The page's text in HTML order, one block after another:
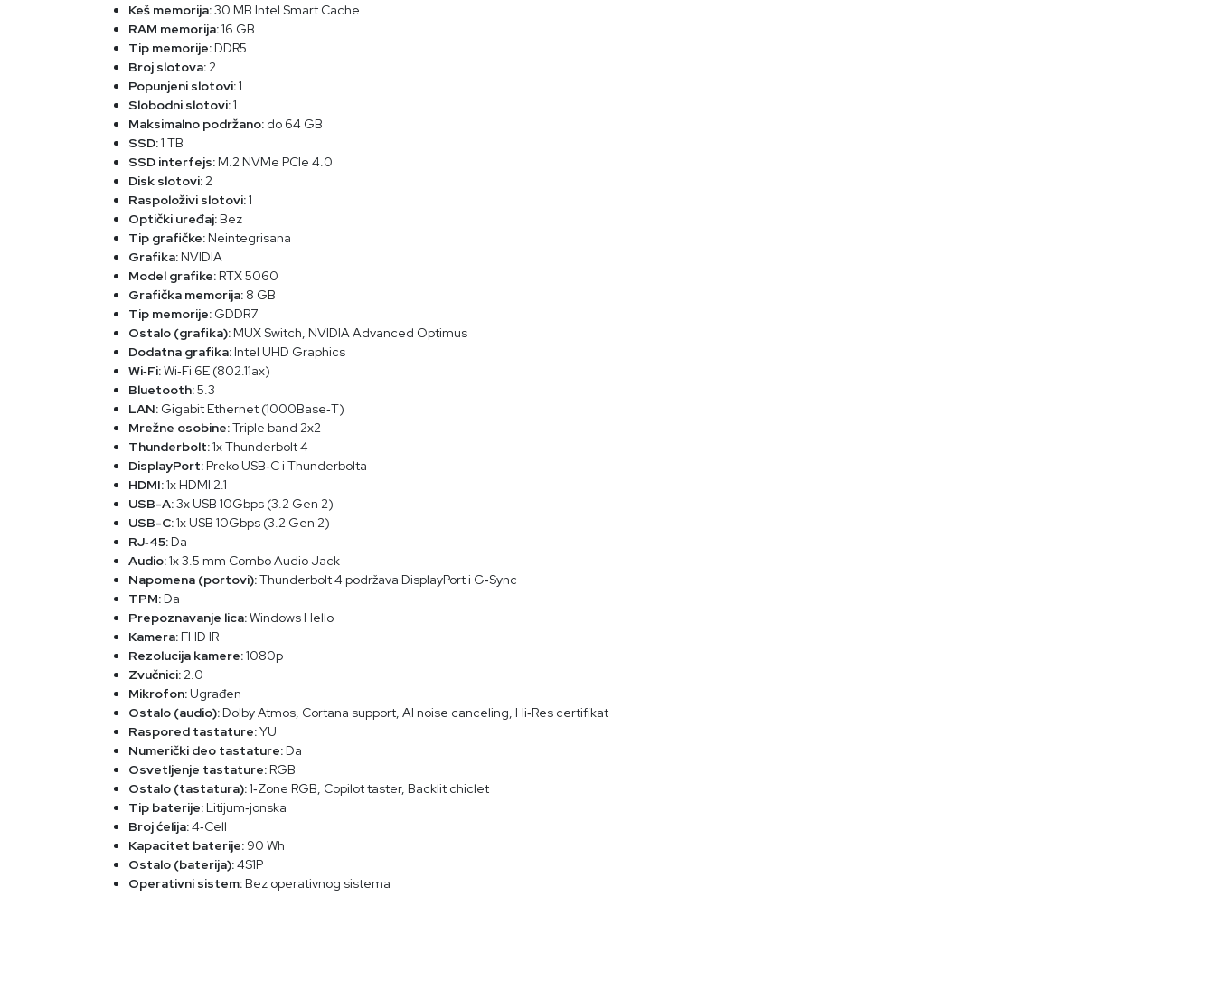
Keš memorija:30 MB Intel Smart Cache
RAM memorija:16 GB
Tip memorije: DDR5
Broj slotova: 2
Popunjeni slotovi:1
Slobodni slotovi:1
Maksimalno podržano: do 64 GB
SSD:1 TB
SSD interfejs: M.2 NVMe PCIe 4.0
Disk slotovi: 2
Raspoloživi slotovi:1
Optički uređaj: Bez
Tip grafičke: Neintegrisana
Grafika: NVIDIA
Model grafike: RTX 5060
Grafička memorija: 8 GB
Tip memorije: GDDR7
Ostalo (grafika): MUX Switch, NVIDIA Advanced Optimus
Dodatna grafika: Intel UHD Graphics
Wi‑Fi:Wi‑Fi 6E (802.11ax)
Bluetooth:5.3
LAN: Gigabit Ethernet (1000Base‑T)
Mrežne osobine:Triple band 2x2
Thunderbolt:1x Thunderbolt 4
DisplayPort: Preko USB‑C i Thunderbolta
HDMI:1x HDMI 2.1
USB-A:3x USB 10Gbps (3.2 Gen 2)
USB-C:1x USB 10Gbps (3.2 Gen 2)
RJ‑45: Da
Audio:1x 3.5 mm Combo Audio Jack
Napomena (portovi):Thunderbolt 4 podržava DisplayPort i G‑Sync
TPM: Da
Prepoznavanje lica:Windows Hello
Kamera: FHD IR
Rezolucija kamere:1080p
Zvučnici: 2.0
Mikrofon: Ugrađen
Ostalo (audio): Dolby Atmos, Cortana support, AI noise canceling, Hi‑Res certifikat
Raspored tastature:YU
Numerički deo tastature: Da
Osvetljenje tastature: RGB
Ostalo (tastatura):1‑Zone RGB, Copilot taster, Backlit chiclet
Tip baterije: Litijum‑jonska
Broj ćelija:4‑Cell
Kapacitet baterije: 90 Wh
Ostalo (baterija):4S1P
Operativni sistem: Bez operativnog sistema